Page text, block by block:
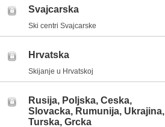
Svajcarska
Ski centri Svajcarske
Hrvatska
Skijanje u Hrvatskoj
Rusija, Poljska, Ceska,
Slovacka, Rumunija, Ukrajina,
Turska, Grcka